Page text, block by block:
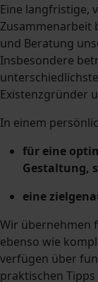
Eine langfristige,
Zusammenarbeit
und Beratung
Insbesondere
Existenzgründer
In einem
für eine
Gestaltung,
eine
Wir übernehmen
ebenso wie
verfügen über
praktischen